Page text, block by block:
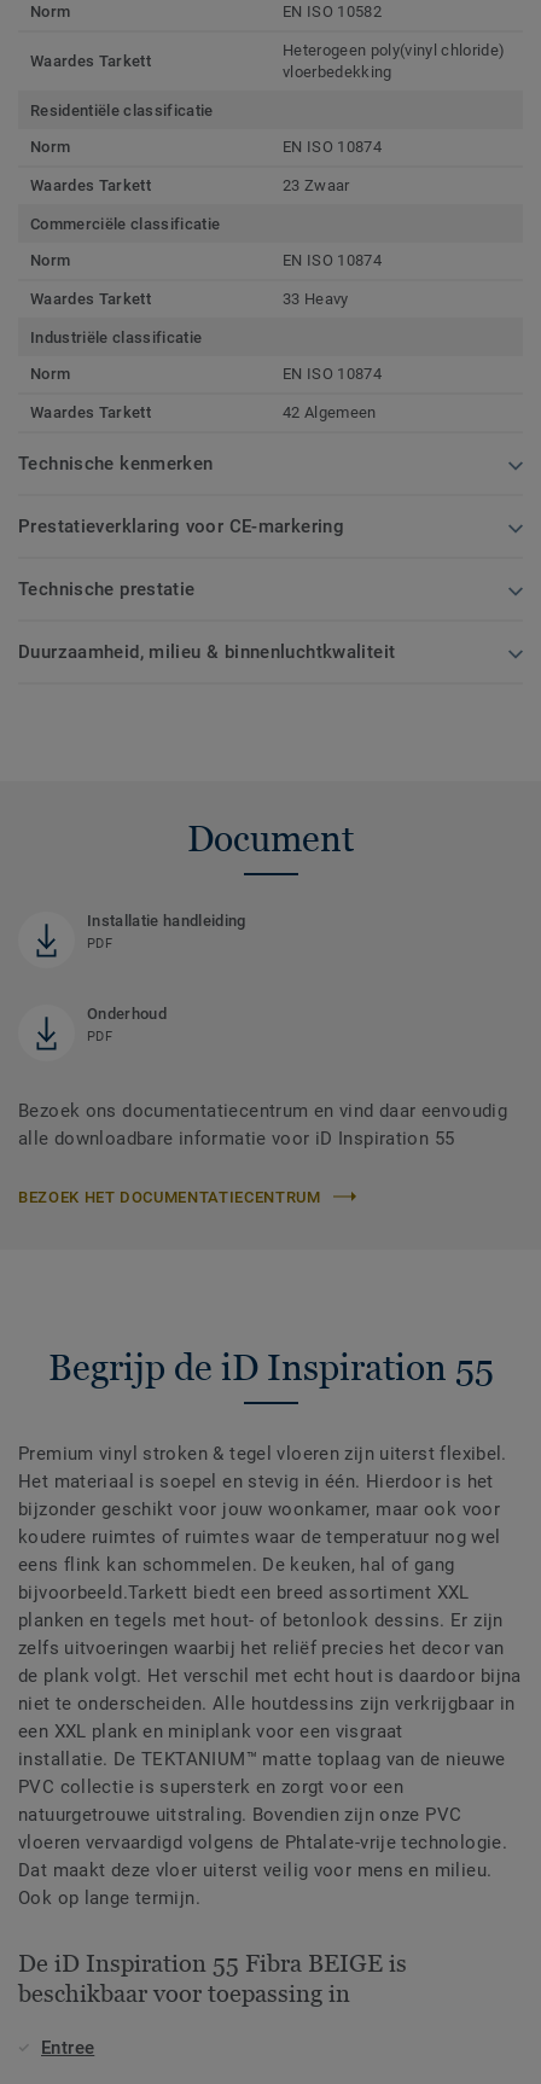
Norm
EN ISO 10582
Waardes Tarkett
Heterogeen poly(vinyl chloride)
vloerbedekking
Residentiële classificatie
Norm
EN ISO 10874
Waardes Tarkett 23 Zwaar
Commerciële classificatie
Norm
EN ISO 10874
Waardes Tarkett 33 Heavy
Industriële classificatie
Norm
EN ISO 10874
Waardes Tarkett 42 Algemeen
Technische kenmerken
Prestatieverklaring voor CE-markering
Technische prestatie
Duurzaamheid, milieu & binnenluchtkwaliteit
Document
Installatie handleiding
PDF
Onderhoud
PDF
Bezoek ons documentatiecentrum en vind daar eenvoudig
alle downloadbare informatie voor iD Inspiration 55
BEZOEK HET DOCUMENTATIECENTRUM
Begrijp de iD Inspiration 55
Premium vinyl stroken & tegel vloeren zijn uiterst flexibel.
Het materiaal is soepel en stevig in één. Hierdoor is het
bijzonder geschikt voor jouw woonkamer, maar ook voor
koudere ruimtes of ruimtes waar de temperatuur nog wel
eens flink kan schommelen. De keuken, hal of gang
bijvoorbeeld.Tarkett biedt een breed assortiment XXL
planken en tegels met hout- of betonlook dessins. Er zijn
zelfs uitvoeringen waarbij het reliëf precies het decor van
de plank volgt. Het verschil met echt hout is daardoor bijna
niet te onderscheiden. Alle houtdessins zijn verkrijgbaar in
een XXL plank en miniplank voor een visgraat
installatie. De TEKTANIUM™ matte toplaag van de nieuwe
PVC collectie is supersterk en zorgt voor een
natuurgetrouwe uitstraling. Bovendien zijn onze PVC
vloeren vervaardigd volgens de Phtalate-vrije technologie.
Dat maakt deze vloer uiterst veilig voor mens en milieu.
Ook op lange termijn.
De iD Inspiration 55 Fibra BEIGE is
beschikbaar voor toepassing in
Entree